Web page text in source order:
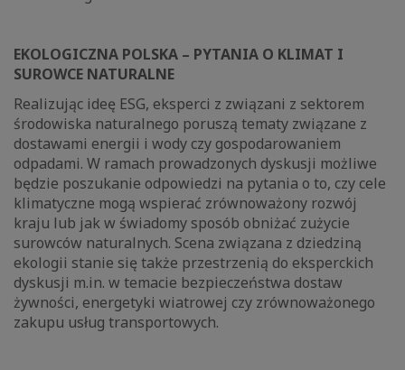
EKOLOGICZNA POLSKA – PYTANIA O KLIMAT I
SUROWCE NATURALNE
Realizując ideę ESG, eksperci z związani z sektorem
środowiska naturalnego poruszą tematy związane z
dostawami energii i wody czy gospodarowaniem
odpadami. W ramach prowadzonych dyskusji możliwe
będzie poszukanie odpowiedzi na pytania o to, czy cele
klimatyczne mogą wspierać zrównoważony rozwój
kraju lub jak w świadomy sposób obniżać zużycie
surowców naturalnych. Scena związana z dziedziną
ekologii stanie się także przestrzenią do eksperckich
dyskusji m.in. w temacie bezpieczeństwa dostaw
żywności, energetyki wiatrowej czy zrównoważonego
zakupu usług transportowych.